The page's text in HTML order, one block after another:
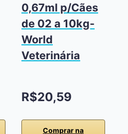
0,67ml p/Cães
de 02 a 10kg-
World
Veterinária
R$20,59
Comprar na